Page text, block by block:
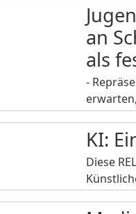
an
als
-
KI:
Diese